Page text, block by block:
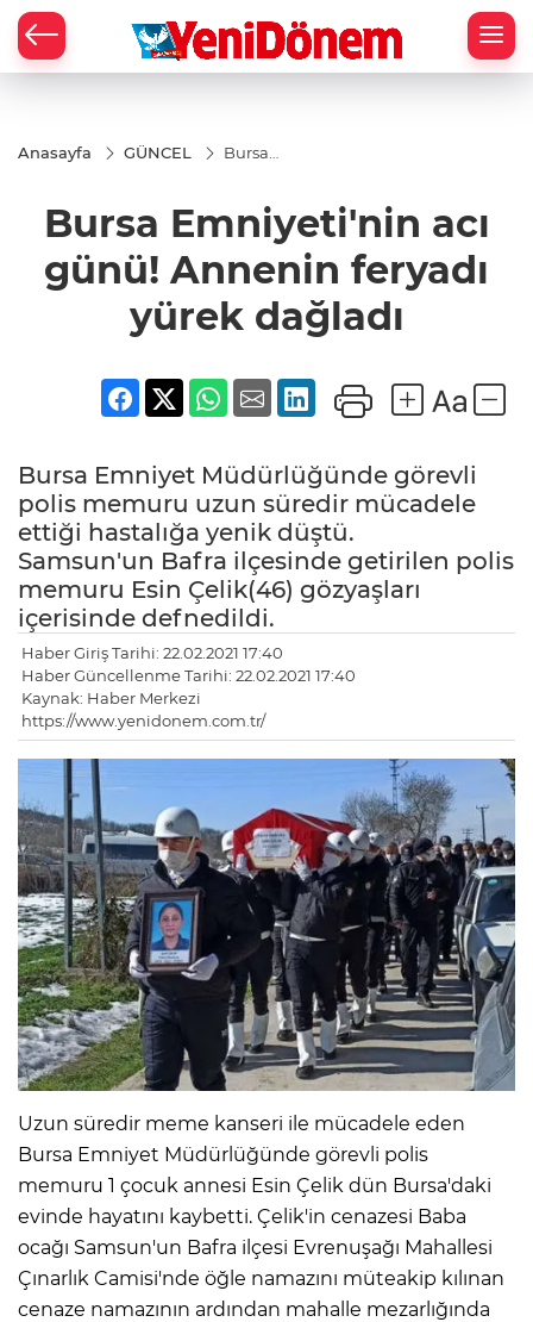
Anasayfa GÜNCEL
Bursa
Annenin
feryadı yürek
dağladı
Bursa Emniyeti'nin acı
günü! Annenin feryadı
yürek dağladı
Bursa Emniyet Müdürlüğünde görevli
polis memuru uzun süredir mücadele
ettiği hastalığa yenik düştü.
Samsun'un Bafra ilçesinde getirilen polis
memuru Esin Çelik(46) gözyaşları
içerisinde defnedildi.
Haber Giriş Tarihi: 22.02.2021 17:40
Haber Güncellenme Tarihi: 22.02.2021 17:40
Kaynak: Haber Merkezi
https://www.yenidonem.com.tr/
Uzun süredir meme kanseri ile mücadele eden
Bursa Emniyet Müdürlüğünde görevli polis
memuru 1 çocuk annesi Esin Çelik dün Bursa'daki
evinde hayatını kaybetti. Çelik'in cenazesi Baba
ocağı Samsun'un Bafra ilçesi Evrenuşağı Mahallesi
Çınarlık Camisi'nde öğle namazını müteakip kılınan
cenaze namazının ardından mahalle mezarlığında